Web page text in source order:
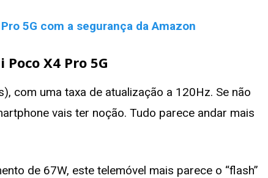
5G com a segurança da Amazon
X4 Pro 5G
com uma taxa de atualização a 120Hz. Se não
vais ter noção. Tudo parece andar mais
de 67W, este telemóvel mais parece o “flash”